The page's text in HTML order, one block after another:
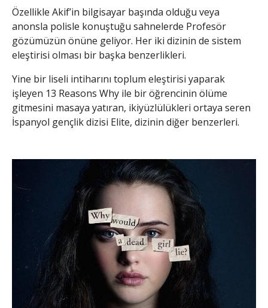
Özellikle Akif’in bilgisayar başında olduğu veya
anonsla polisle konuştuğu sahnelerde Profesör
gözümüzün önüne geliyor. Her iki dizinin de sistem
eleştirisi olması bir başka benzerlikleri.
Yine bir liseli intiharını toplum eleştirisi yaparak
işleyen 13 Reasons Why ile bir öğrencinin ölüme
gitmesini masaya yatıran, ikiyüzlülükleri ortaya seren
İspanyol gençlik dizisi Elite, dizinin diğer benzerleri.